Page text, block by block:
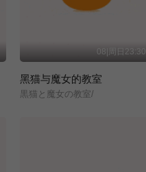
08|周日23:30
黑猫与魔女的教室
黒猫と魔女の教室/